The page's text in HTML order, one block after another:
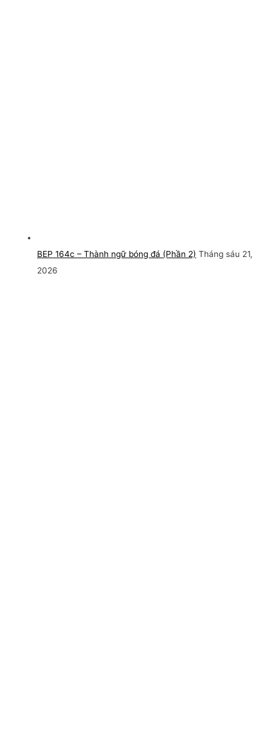
BEP 164c – Thành ngữ bóng đá (Phần 2) Tháng sáu 21,
2026